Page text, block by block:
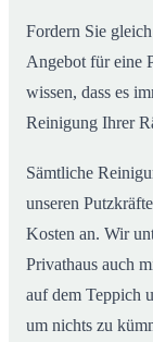
Fordern Sie
Angebot für eine
wissen, dass es
Reinigung Ihrer
Sämtliche
unseren
Kosten an. Wir
Privathaus auch
auf dem Teppich
um nichts zu